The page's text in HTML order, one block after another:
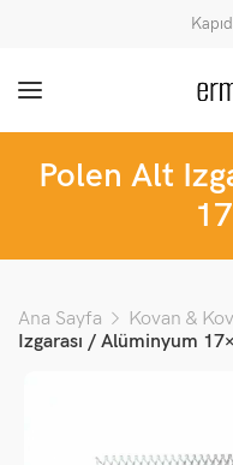
Polen Alt
Ana Sayfa Kovan &
Izgarası / Alüminyum